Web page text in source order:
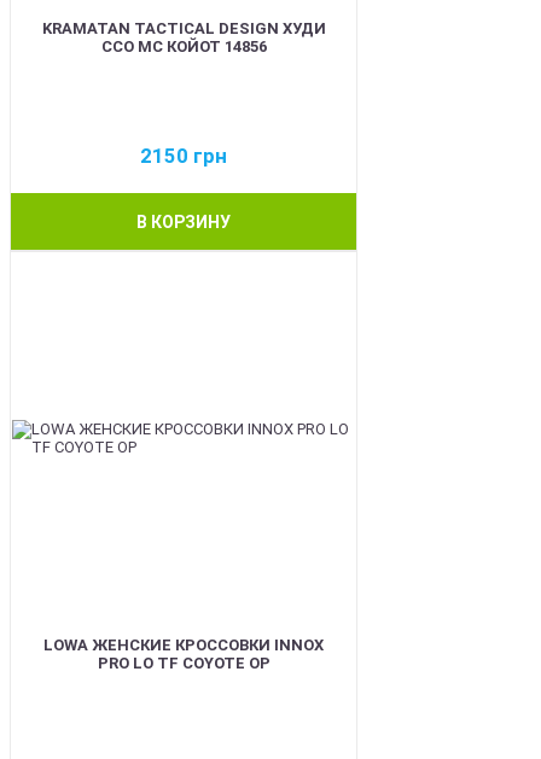
KRAMATAN TACTICAL DESIGN ХУДИ
ССО МС КОЙОТ 14856
2150 грн
В КОРЗИНУ
LOWA ЖЕНСКИЕ КРОССОВКИ INNOX
PRO LO TF COYOTE OP